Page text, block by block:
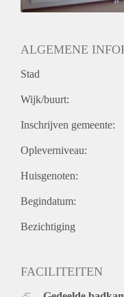
ALGEMENE
Stad
Wijk/buurt:
Inschrijven gemeente:
Opleverniveau:
Huisgenoten:
Begindatum:
Bezichtiging
FACILITEITEN